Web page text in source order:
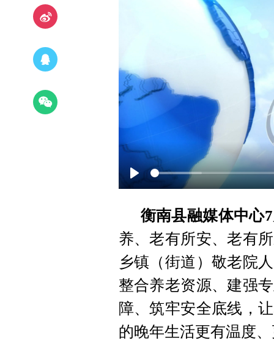
Play
衡南县融媒体中心
养、老有所安、老有
乡镇（街道）敬老院
整合养老资源、建强
障、筑牢安全底线，
的晚年生活更有温度